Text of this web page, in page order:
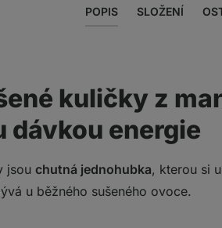
POPIS SLOŽENÍ
kuličky z
dávkou energie
jsou chutná jednohubka, kterou si
u běžného sušeného ovoce.